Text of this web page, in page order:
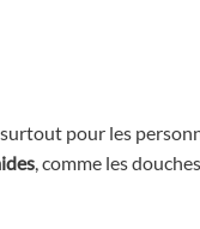
pour les
, comme les